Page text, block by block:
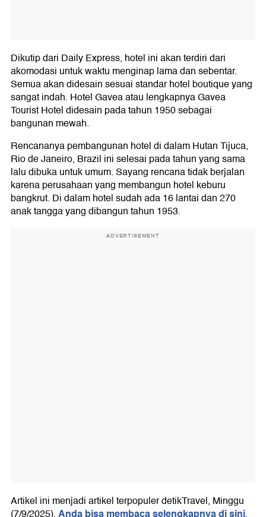
Dikutip dari Daily Express, hotel ini akan terdiri dari
akomodasi untuk waktu menginap lama dan sebentar.
Semua akan didesain sesuai standar hotel boutique yang
sangat indah. Hotel Gavea atau lengkapnya Gavea
Tourist Hotel didesain pada tahun 1950 sebagai
bangunan mewah.
Rencananya pembangunan hotel di dalam Hutan Tijuca,
Rio de Janeiro, Brazil ini selesai pada tahun yang sama
lalu dibuka untuk umum. Sayang rencana tidak berjalan
karena perusahaan yang membangun hotel keburu
bangkrut. Di dalam hotel sudah ada 16 lantai dan 270
anak tangga yang dibangun tahun 1953.
ADVERTISEMENT
Artikel ini menjadi artikel terpopuler detikTravel, Minggu